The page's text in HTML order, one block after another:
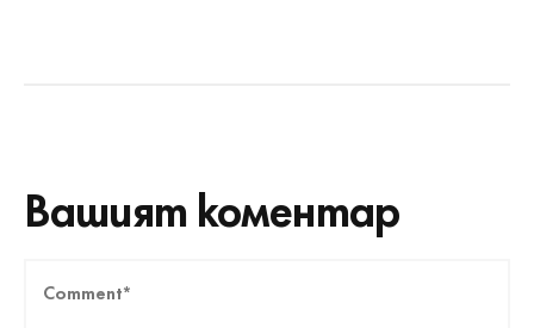
Вашият коментар